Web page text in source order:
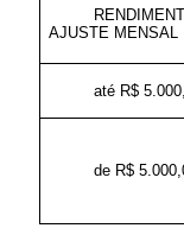
AJUSTE MENSAL
até R$
de R$